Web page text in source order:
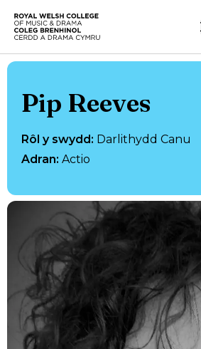
Neidio i’r prif gynnwys
Pip Reeves
Rôl y swydd: Darlithydd Canu
Adran: Actio